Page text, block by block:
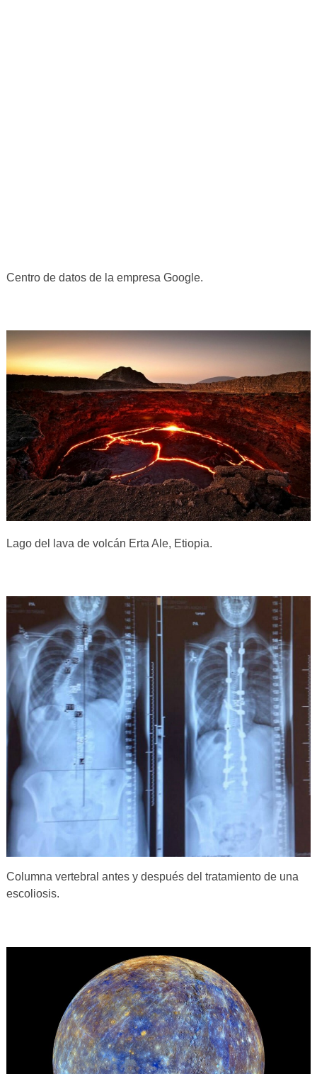
Centro de datos de la empresa Google.
Lago del lava de volcán Erta Ale, Etiopia.
Columna vertebral antes y después del tratamiento de una
escoliosis.